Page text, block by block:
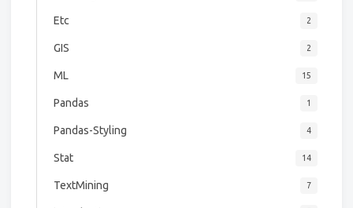
Etc 2
GIS 2
ML 15
Pandas 1
Pandas-Styling 4
Stat 14
TextMining 7